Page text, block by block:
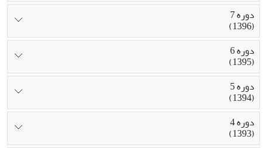
دوره 7
(1396)
دوره 6
(1395)
دوره 5
(1394)
دوره 4
(1393)